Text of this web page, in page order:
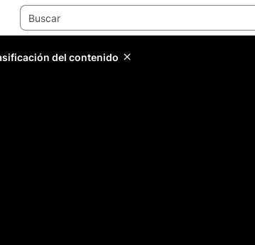
del contenido